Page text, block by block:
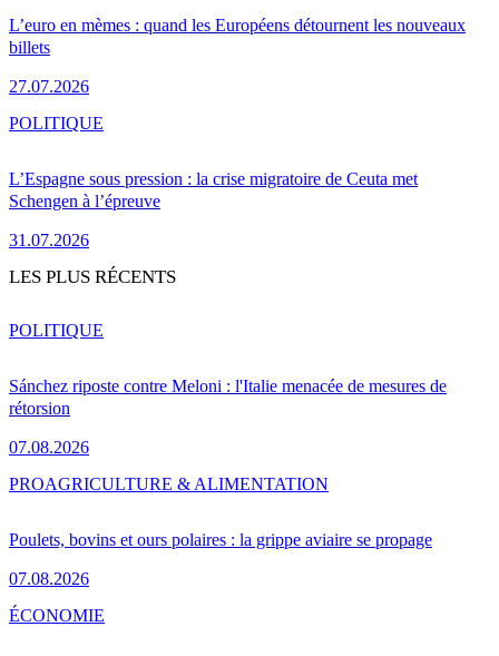
L’euro en mèmes : quand les Européens détournent les nouveaux
billets
27.07.2026
L’Espagne sous pression : la crise migratoire de Ceuta met
Schengen à l’épreuve
31.07.2026
POLITIQUE
LES PLUS RÉCENTS
Sánchez riposte contre Meloni : l'Italie menacée de mesures de
rétorsion
07.08.2026
POLITIQUE
Poulets, bovins et ours polaires : la grippe aviaire se propage
07.08.2026
PROAGRICULTURE & ALIMENTATION
ÉCONOMIE